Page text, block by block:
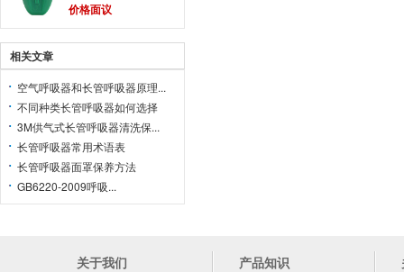
价格面议
相关文章
空气呼吸器和长管呼吸器原理...
不同种类长管呼吸器如何选择
3M供气式长管呼吸器清洗保...
长管呼吸器常用术语表
长管呼吸器面罩保养方法
GB6220-2009呼吸...
关于我们 产品知识